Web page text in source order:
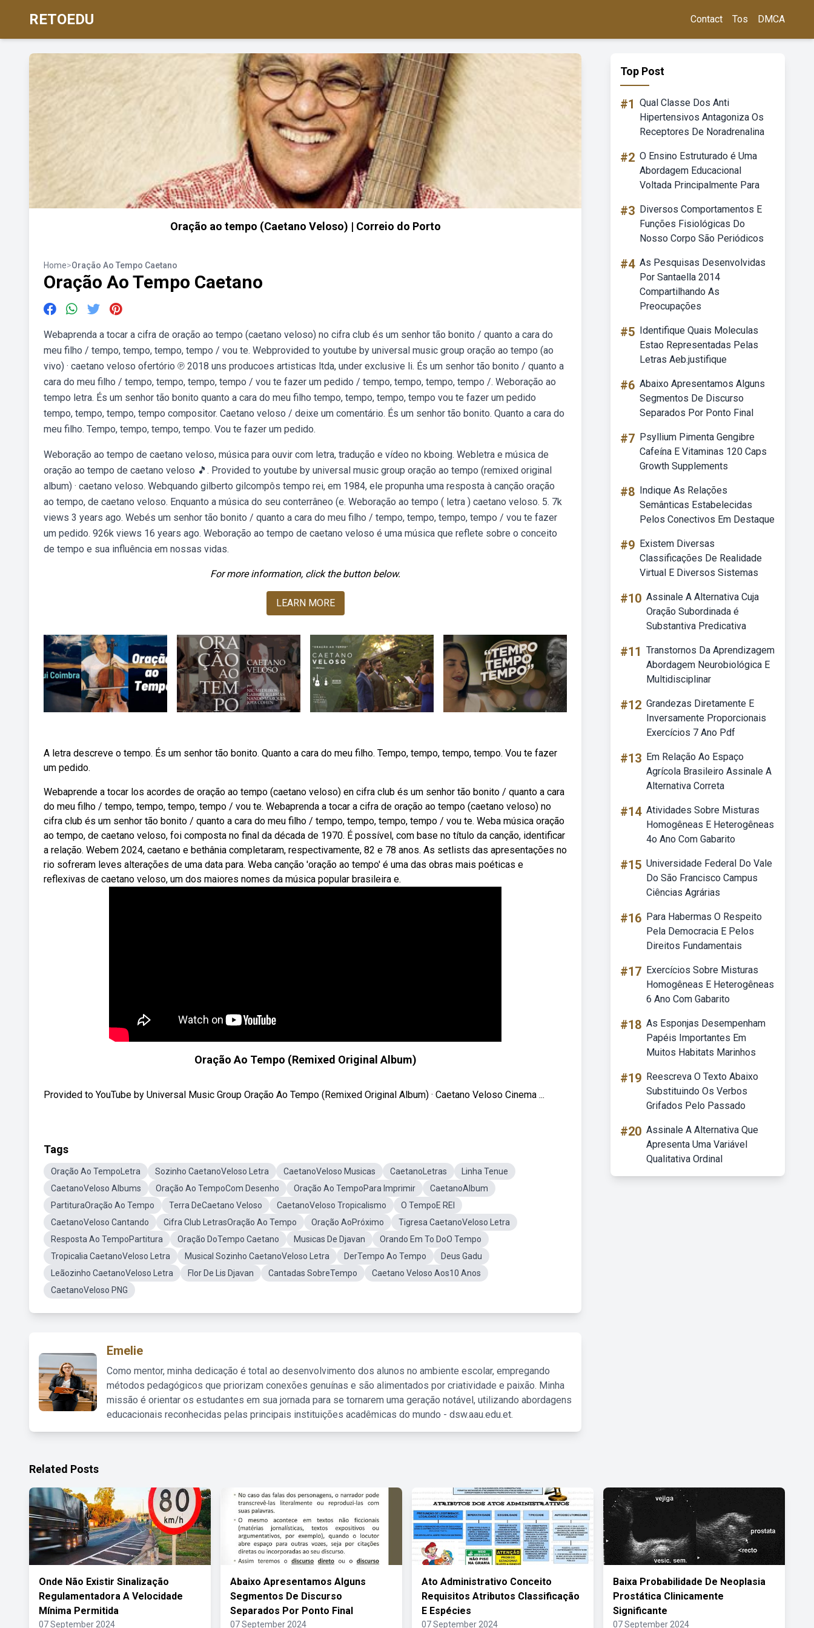
RETOEDU Contact Tos DMCA
Oração ao tempo (Caetano Veloso) | Correio do Porto
Home>Oração Ao Tempo Caetano
Oração Ao Tempo Caetano
Webaprenda a tocar a cifra de oração ao tempo (caetano veloso) no cifra club és um senhor tão bonito / quanto a cara do
meu filho / tempo, tempo, tempo, tempo / vou te. Webprovided to youtube by universal music group oração ao tempo (ao
vivo) · caetano veloso ofertório ℗ 2018 uns producoes artisticas ltda, under exclusive li. És um senhor tão bonito / quanto a
cara do meu filho / tempo, tempo, tempo, tempo / vou te fazer um pedido / tempo, tempo, tempo, tempo /. Weboração ao
tempo letra. És um senhor tão bonito quanto a cara do meu filho tempo, tempo, tempo, tempo vou te fazer um pedido
tempo, tempo, tempo, tempo compositor. Caetano veloso / deixe um comentário. És um senhor tão bonito. Quanto a cara do
meu filho. Tempo, tempo, tempo, tempo. Vou te fazer um pedido.
Weboração ao tempo de caetano veloso, música para ouvir com letra, tradução e vídeo no kboing. Webletra e música de
oração ao tempo de caetano veloso 🎵. Provided to youtube by universal music group oração ao tempo (remixed original
album) · caetano veloso. Webquando gilberto gilcompôs tempo rei, em 1984, ele propunha uma resposta à canção oração
ao tempo, de caetano veloso. Enquanto a música do seu conterrâneo (e. Weboração ao tempo ( letra ) caetano veloso. 5. 7k
views 3 years ago. Webés um senhor tão bonito / quanto a cara do meu filho / tempo, tempo, tempo, tempo / vou te fazer
um pedido. 926k views 16 years ago. Weboração ao tempo de caetano veloso é uma música que reflete sobre o conceito
de tempo e sua influência em nossas vidas.
For more information, click the button below.
LEARN MORE
A letra descreve o tempo. És um senhor tão bonito. Quanto a cara do meu filho. Tempo, tempo, tempo, tempo. Vou te fazer
um pedido.
Webaprende a tocar los acordes de oração ao tempo (caetano veloso) en cifra club és um senhor tão bonito / quanto a cara
do meu filho / tempo, tempo, tempo, tempo / vou te. Webaprenda a tocar a cifra de oração ao tempo (caetano veloso) no
cifra club és um senhor tão bonito / quanto a cara do meu filho / tempo, tempo, tempo, tempo / vou te. Weba música oração
ao tempo, de caetano veloso, foi composta no final da década de 1970. É possível, com base no título da canção, identificar
a relação. Webem 2024, caetano e bethânia completaram, respectivamente, 82 e 78 anos. As setlists das apresentações no
rio sofreram leves alterações de uma data para. Weba canção 'oração ao tempo' é uma das obras mais poéticas e
reflexivas de caetano veloso, um dos maiores nomes da música popular brasileira e.
Oração Ao Tempo (Remixed Original Album)
Provided to YouTube by Universal Music Group Oração Ao Tempo (Remixed Original Album) · Caetano Veloso Cinema ...
Tags
Oração Ao TempoLetra Sozinho CaetanoVeloso Letra CaetanoVeloso Musicas CaetanoLetras
Linha Tenue
CaetanoVeloso Albums
Oração Ao TempoCom Desenho Oração Ao TempoPara Imprimir
CaetanoAlbum
PartituraOração Ao Tempo
Terra DeCaetano Veloso CaetanoVeloso Tropicalismo
O TempoE REI
CaetanoVeloso Cantando
Cifra Club LetrasOração Ao Tempo Oração AoPróximo
Tigresa CaetanoVeloso Letra
Resposta Ao TempoPartitura
Oração DoTempo Caetano Musicas De Djavan
Orando Em To DoO Tempo
Tropicalia CaetanoVeloso Letra
Musical Sozinho CaetanoVeloso Letra DerTempo Ao Tempo
Deus Gadu
Leãozinho CaetanoVeloso Letra
Flor De Lis Djavan Cantadas SobreTempo
Caetano Veloso Aos10 Anos
CaetanoVeloso PNG
Emelie
Como mentor, minha dedicação é total ao desenvolvimento dos alunos no ambiente escolar, empregando
métodos pedagógicos que priorizam conexões genuínas e são alimentados por criatividade e paixão. Minha
missão é orientar os estudantes em sua jornada para se tornarem uma geração notável, utilizando abordagens
educacionais reconhecidas pelas principais instituições acadêmicas do mundo - dsw.aau.edu.et.
Top Post
#1 Qual Classe Dos Anti
Hipertensivos Antagoniza Os
Receptores De Noradrenalina
#2 O Ensino Estruturado é Uma
Abordagem Educacional
Voltada Principalmente Para
#3 Diversos Comportamentos E
Funções Fisiológicas Do
Nosso Corpo São Periódicos
#4 As Pesquisas Desenvolvidas
Por Santaella 2014
Compartilhando As
Preocupações
#5 Identifique Quais Moleculas
Estao Representadas Pelas
Letras Aeb.justifique
#6 Abaixo Apresentamos Alguns
Segmentos De Discurso
Separados Por Ponto Final
#7 Psyllium Pimenta Gengibre
Cafeína E Vitaminas 120 Caps
Growth Supplements
#8 Indique As Relações
Semânticas Estabelecidas
Pelos Conectivos Em Destaque
#9 Existem Diversas
Classificações De Realidade
Virtual E Diversos Sistemas
#10 Assinale A Alternativa Cuja
Oração Subordinada é
Substantiva Predicativa
#11 Transtornos Da Aprendizagem
Abordagem Neurobiológica E
Multidisciplinar
#12 Grandezas Diretamente E
Inversamente Proporcionais
Exercícios 7 Ano Pdf
#13 Em Relação Ao Espaço
Agrícola Brasileiro Assinale A
Alternativa Correta
#14 Atividades Sobre Misturas
Homogêneas E Heterogêneas
4o Ano Com Gabarito
#15 Universidade Federal Do Vale
Do São Francisco Campus
Ciências Agrárias
#16 Para Habermas O Respeito
Pela Democracia E Pelos
Direitos Fundamentais
#17 Exercícios Sobre Misturas
Homogêneas E Heterogêneas
6 Ano Com Gabarito
#18 As Esponjas Desempenham
Papéis Importantes Em
Muitos Habitats Marinhos
#19 Reescreva O Texto Abaixo
Substituindo Os Verbos
Grifados Pelo Passado
#20 Assinale A Alternativa Que
Apresenta Uma Variável
Qualitativa Ordinal
Related Posts
Onde Não Existir Sinalização
Regulamentadora A Velocidade
Mínima Permitida
07 September 2024
Abaixo Apresentamos Alguns
Segmentos De Discurso
Separados Por Ponto Final
07 September 2024
Ato Administrativo Conceito
Requisitos Atributos Classificação
E Espécies
07 September 2024
Baixa Probabilidade De Neoplasia
Prostática Clinicamente
Significante
07 September 2024